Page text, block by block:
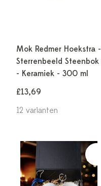
Mok Redmer Hoekstra -
Sterrenbeeld Steenbok
- Keramiek - 300 ml
£13,69
12 varianten